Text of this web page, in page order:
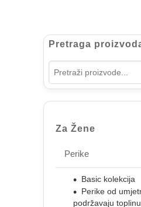
Pretraga
Za Žene
Perike
Basic kolekcija
Perike od
podržavaju toplinu